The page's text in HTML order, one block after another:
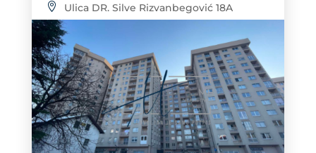
Ulica DR. Silve Rizvanbegović 18A